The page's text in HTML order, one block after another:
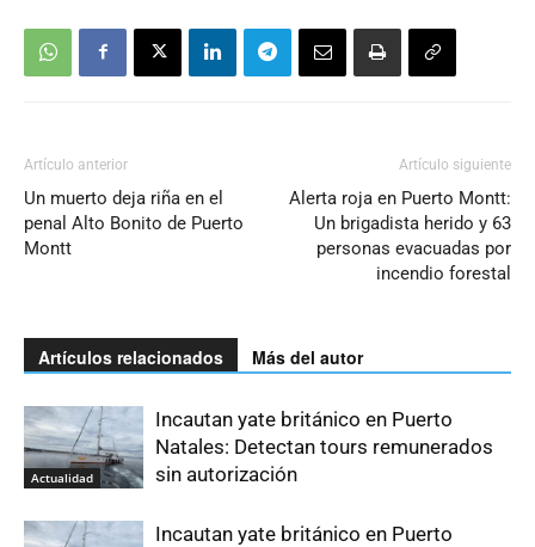
Artículo anterior
Un muerto deja riña en el
penal Alto Bonito de Puerto
Montt
Artículo siguiente
Alerta roja en Puerto Montt:
Un brigadista herido y 63
personas evacuadas por
incendio forestal
Artículos relacionados Más del autor
Actualidad
Incautan yate británico en Puerto
Natales: Detectan tours remunerados
sin autorización
Incautan yate británico en Puerto